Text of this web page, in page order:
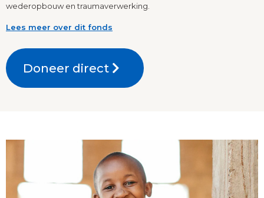
wederopbouw en traumaverwerking.
Lees meer over dit fonds
Doneer direct